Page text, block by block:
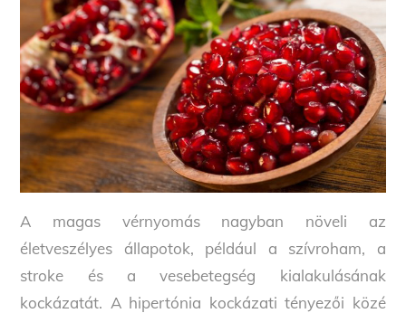
A magas vérnyomás nagyban növeli az
életveszélyes állapotok, például a szívroham, a
stroke és a vesebetegség kialakulásának
kockázatát. A hipertónia kockázati tényezői közé